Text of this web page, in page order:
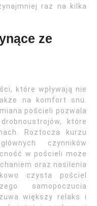
raz na kilka
ze
które wpływają nie
na komfort snu.
pościeli pozwala
które
Roztocza kurzu
czynników
w pościeli może
oraz nasilenia
czysta pościel
samopoczucia
większy relaks i